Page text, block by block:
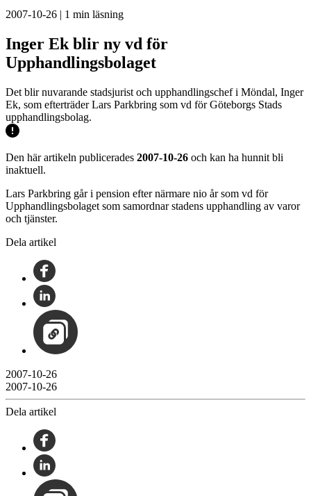
2007-10-26 | 1 min läsning
Inger Ek blir ny vd för
Upphandlingsbolaget
Det blir nuvarande stadsjurist och upphandlingschef i Möndal, Inger
Ek, som efterträder Lars Parkbring som vd för Göteborgs Stads
upphandlingsbolag.
Den här artikeln publicerades 2007-10-26 och kan ha hunnit bli
inaktuell.
Lars Parkbring går i pension efter närmare nio år som vd för
Upphandlingsbolaget som samordnar stadens upphandling av varor
och tjänster.
Dela artikel
2007-10-26
2007-10-26
Dela artikel